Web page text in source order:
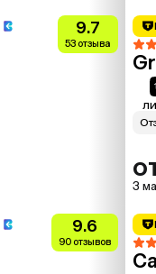
9.7
53 отзыва
3
9.6
90 отзывов